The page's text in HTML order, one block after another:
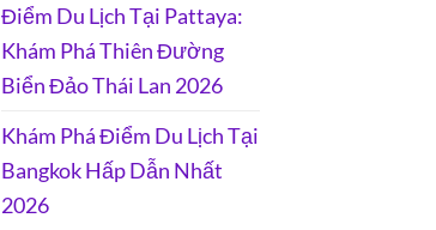
Điểm Du Lịch Tại Pattaya:
Khám Phá Thiên Đường
Biển Đảo Thái Lan 2026
Khám Phá Điểm Du Lịch Tại
Bangkok Hấp Dẫn Nhất
2026